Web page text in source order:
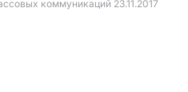
коммуникаций 23.11.2017